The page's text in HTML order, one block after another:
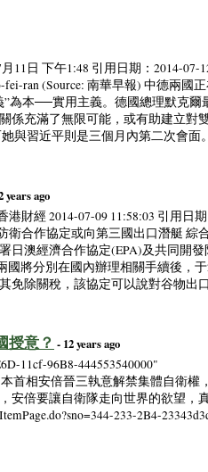
日 下午1:48 引用日期：2014-07-
fei-ran (Source: 南華早報) 中德兩國
為本──實用主義。德國總理默克爾
係充滿了無限可能，或有助建立對
與習近平則是三個月內第二次會面。
years ago
經 2014-07-09 11:58:03 引用日期
衛合作協定或向第三國出口潛艇
澳經濟合作協定(EPA)及共同開
將分別在國內辦理相關手續後，
免除關稅，該協定可以說對谷物出
授意？ - 12 years ago
11cf-96B8-444553540000"
本首相安倍晉三執意解禁集體自衛
倍要讓自衛隊走向世界的欲望，
233-2B4-